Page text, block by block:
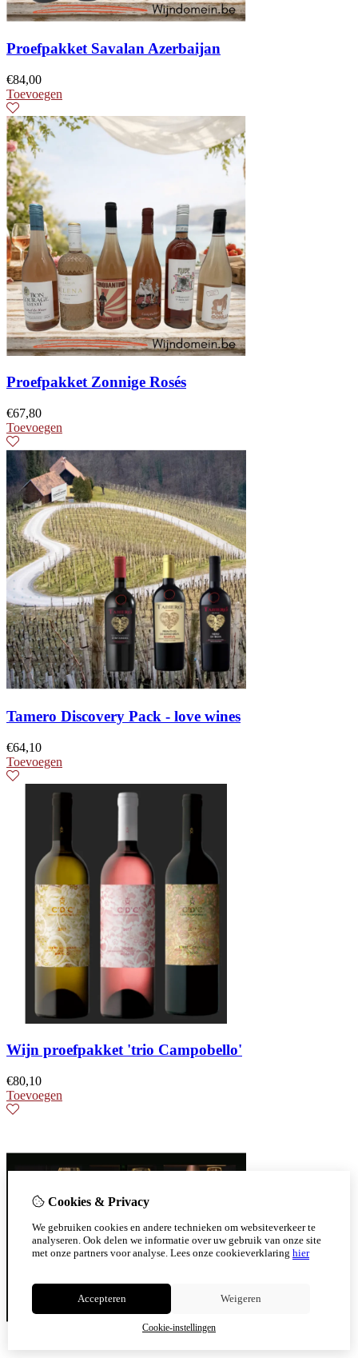
Proefpakket Savalan Azerbaijan
€84,00
Toevoegen
Proefpakket Zonnige Rosés
€67,80
Toevoegen
Tamero Discovery Pack - love wines
€64,10
Toevoegen
Wijn proefpakket 'trio Campobello'
€80,10
Toevoegen
Cookies & Privacy
We gebruiken cookies en andere technieken om websiteverkeer te
analyseren. Ook delen we informatie over uw gebruik van onze site
met onze partners voor analyse. Lees onze cookieverklaring hier
Accepteren Weigeren
Cookie-instellingen